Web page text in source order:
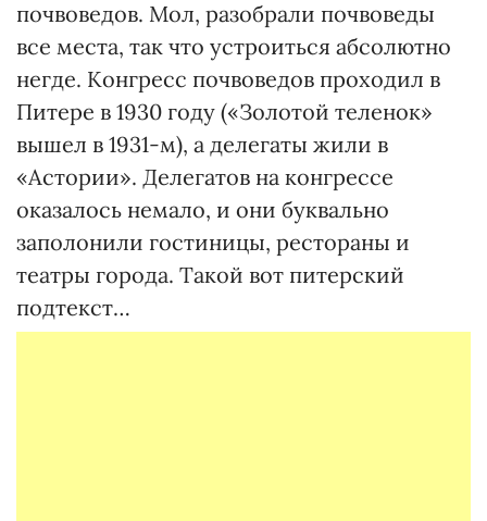
почвоведов. Мол, разобрали почвоведы
все места, так что устроиться абсолютно
негде. Конгресс почвоведов проходил в
Питере в 1930 году («Золотой теленок»
вышел в 1931-м), а делегаты жили в
«Астории». Делегатов на конгрессе
оказалось немало, и они буквально
заполонили гостиницы, рестораны и
театры города. Такой вот питерский
подтекст…